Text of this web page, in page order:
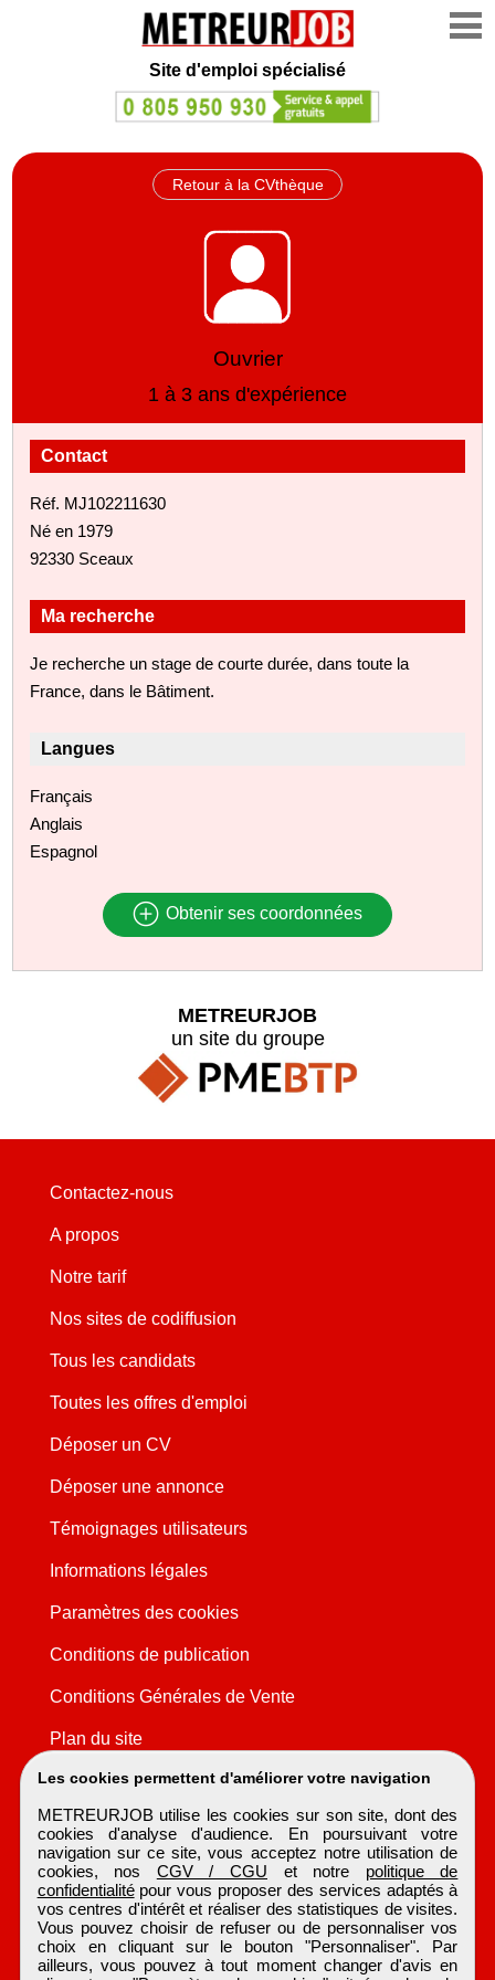
Site d'emploi spécialisé
Retour à la CVthèque
Ouvrier
1 à 3 ans d'expérience
Contact
Réf. MJ102211630
Né en 1979
92330 Sceaux
Ma recherche
Je recherche un stage de courte durée, dans toute la
France, dans le Bâtiment.
Langues
Français
Anglais
Espagnol
Obtenir ses coordonnées
Les cookies permettent d'améliorer votre navigation
METREURJOB utilise les cookies sur son site, dont des
cookies d'analyse d'audience. En poursuivant votre
navigation sur ce site, vous acceptez notre utilisation de
cookies, nos CGV / CGU et notre politique de
confidentialitépour vous proposer des services adaptés à
vos centres d'intérêt et réaliser des statistiques de visites.
Vous pouvez choisir de refuser ou de personnaliser vos
choix en cliquant sur le bouton "Personnaliser". Par
ailleurs, vous pouvez à tout moment changer d'avis en
METREURJOB
un site du groupe
Contactez-nous
A propos
Notre tarif
Nos sites de codiffusion
Tous les candidats
Toutes les offres d'emploi
Déposer un CV
Déposer une annonce
Témoignages utilisateurs
Informations légales
Paramètres des cookies
Conditions de publication
Conditions Générales de Vente
Plan du site